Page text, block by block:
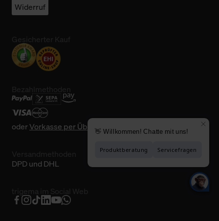
Widerruf
oderVorkasse per Überweisung
DPD und DHL